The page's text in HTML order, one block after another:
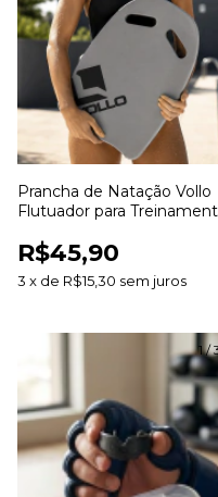
Prancha de Natação Vollo
Flutuador para
Aperfeiçoamento da
R$45,90
3 x de R$15,30 sem juros
1/